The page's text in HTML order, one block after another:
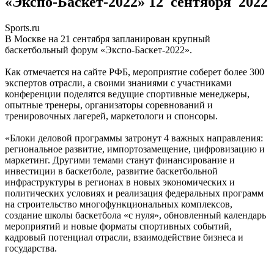
Sports.ru
В Москве на 21 сентября запланирован крупный
баскетбольный форум «Экспо-Баскет-2022».
Как отмечается на сайте РФБ, мероприятие соберет более 300
экспертов отрасли, а своими знаниями с участниками
конференции поделятся ведущие спортивные менеджеры,
опытные тренеры, организаторы соревнований и
тренировочных лагерей, маркетологи и спонсоры.
«Блоки деловой программы затронут 4 важных направления:
региональное развитие, импортозамещение, цифровизацию и
маркетинг. Другими темами станут финансирование и
инвестиции в баскетболе, развитие баскетбольной
инфраструктуры в регионах в новых экономических и
политических условиях и реализация федеральных программ
на строительство многофункциональных комплексов,
создание школы баскетбола «с нуля», обновленный календарь
мероприятий и новые форматы спортивных событий,
кадровый потенциал отрасли, взаимодействие бизнеса и
государства.